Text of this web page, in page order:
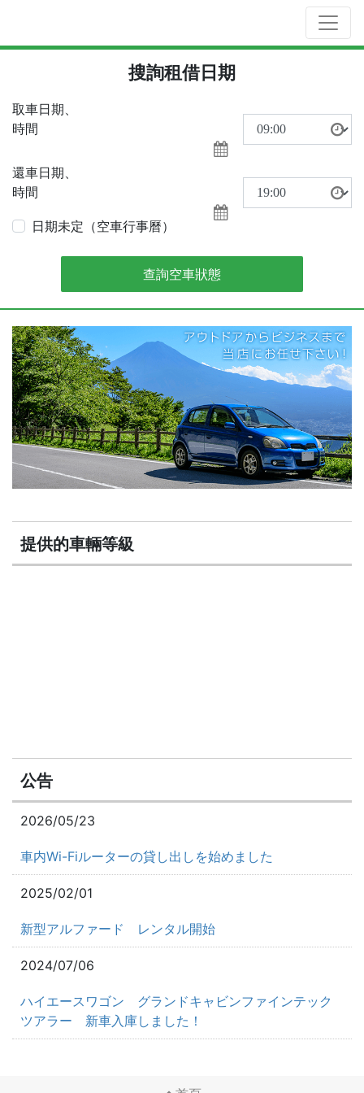
搜詢租借日期
取車日期、
時間
還車日期、
時間
日期未定（空車行事曆）
查詢空車狀態
提供的車輛等級
公告
2026/05/23
車内Wi-Fiルーターの貸し出しを始めました
2025/02/01
新型アルファード レンタル開始
2024/07/06
ハイエースワゴン グランドキャビンファインテック
ツアラー 新車入庫しました！